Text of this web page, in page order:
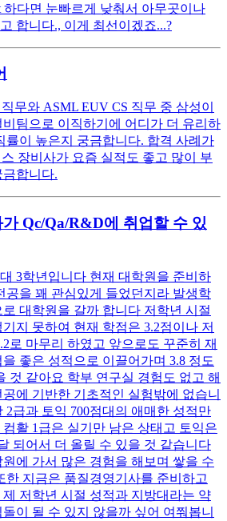
하다면 눈빠르게 낮춰서 아무곳이나
합니다., 이게 최선이겠죠...?
무와 ASML EUV CS 직무 중 삼성이
팀으로 이직하기에 어디가 더 유리하
률이 높은지 궁금합니다. 합격 사례가
장비사가 요즘 실적도 좋고 많이 부
합니다.
Qc/Qa/R&D에 취업할 수 있
3학년입니다 현재 대학원을 준비하
공을 꽤 관심있게 들었던지라 발생학
대학원을 갈까 합니다 저학년 시절
지 못하여 현재 학점은 3.2점이나 저
로 마무리 하였고 앞으로도 꾸준히 재
좋은 성적으로 이끌어가며 3.8 정도
것 같아요 학부 연구실 경험도 없고 해
에 기반한 기초적인 실험밖에 없습니
2급과 토익 700점대의 애매한 성적만
활 1급은 실기만 남은 상태고 토익은
되어서 더 올릴 수 있을 것 같습니다
에 가서 많은 경험을 해보며 쌓을 수
한 지금은 품질경영기사를 준비하고
저학년 시절 성적과 지방대라는 약
이 될 수 있지 않을까 싶어 여쭤봅니